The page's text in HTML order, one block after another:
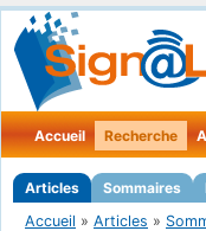
Accueil Recherche
Articles Sommaires
Accueil » Articles »